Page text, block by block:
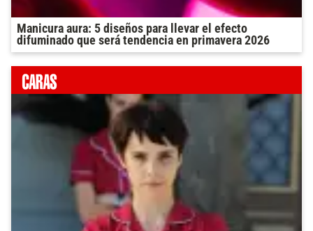
Manicura aura: 5 diseños para llevar el efecto
difuminado que será tendencia en primavera 2026